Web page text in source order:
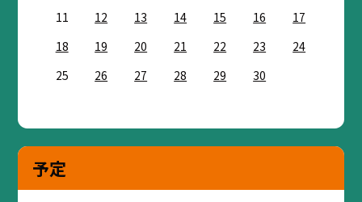
11
12 13 14 15 16
17
18
19 20 21 22 23
24
25
26 27 28 29 30
予定